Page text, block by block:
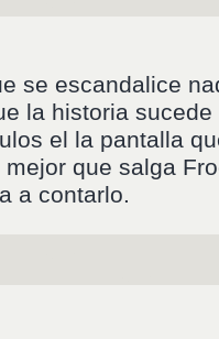
se escandalice
la historia
el la pantalla
que salga
a contarlo.